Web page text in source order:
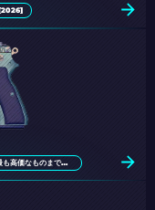
[2026]
CS2における最高のCZ-75スキン、安価なものから最も高価なものまでの選択肢